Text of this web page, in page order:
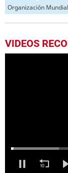
Organización
VIDEOS